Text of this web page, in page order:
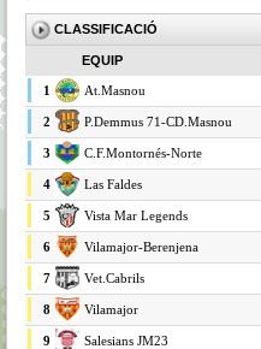
CLASSIFICACIÓ
EQUIP
1 At.Masnou
2 P.Demmus 71-CD.Masnou
3 C.F.Montornés-Norte
4 Las Faldes
5 Vista Mar Legends
6 Vilamajor-Berenjena
7 Vet.Cabrils
8 Vilamajor
9 Salesians JM23